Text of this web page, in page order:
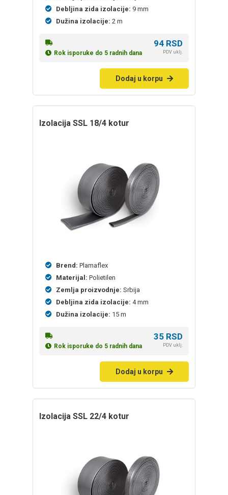
Debljina zida izolacije: 9 mm
Dužina izolacije: 2 m
Rok isporuke do 5 radnih dana
94 RSD
PDV uklj.
Dodaj u korpu
izolacija SSL 18/4 kotur
Brend: Plamaflex
Materijal: Polietilen
Zemlja proizvodnje: Srbija
Debljina zida izolacije: 4 mm
Dužina izolacije: 15 m
Rok isporuke do 5 radnih dana
35 RSD
PDV uklj.
Dodaj u korpu
izolacija SSL 22/4 kotur